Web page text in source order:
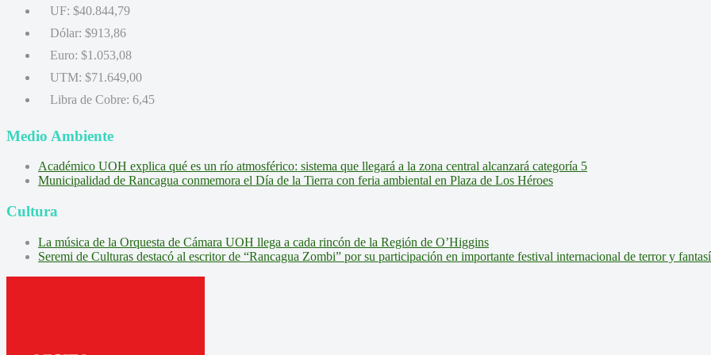
UF: $40.844,79
Dólar: $913,86
Euro: $1.053,08
UTM: $71.649,00
Libra de Cobre: 6,45
Medio Ambiente
Académico UOH explica qué es un río atmosférico: sistema que llegará a la zona central alcanzará categoría 5
Municipalidad de Rancagua conmemora el Día de la Tierra con feria ambiental en Plaza de Los Héroes
Cultura
La música de la Orquesta de Cámara UOH llega a cada rincón de la Región de O’Higgins
Seremi de Culturas destacó al escritor de “Rancagua Zombi” por su participación en importante festival internacional de terror y